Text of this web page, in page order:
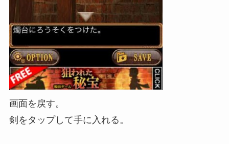
画面を戻す。
剣をタップして手に入れる。